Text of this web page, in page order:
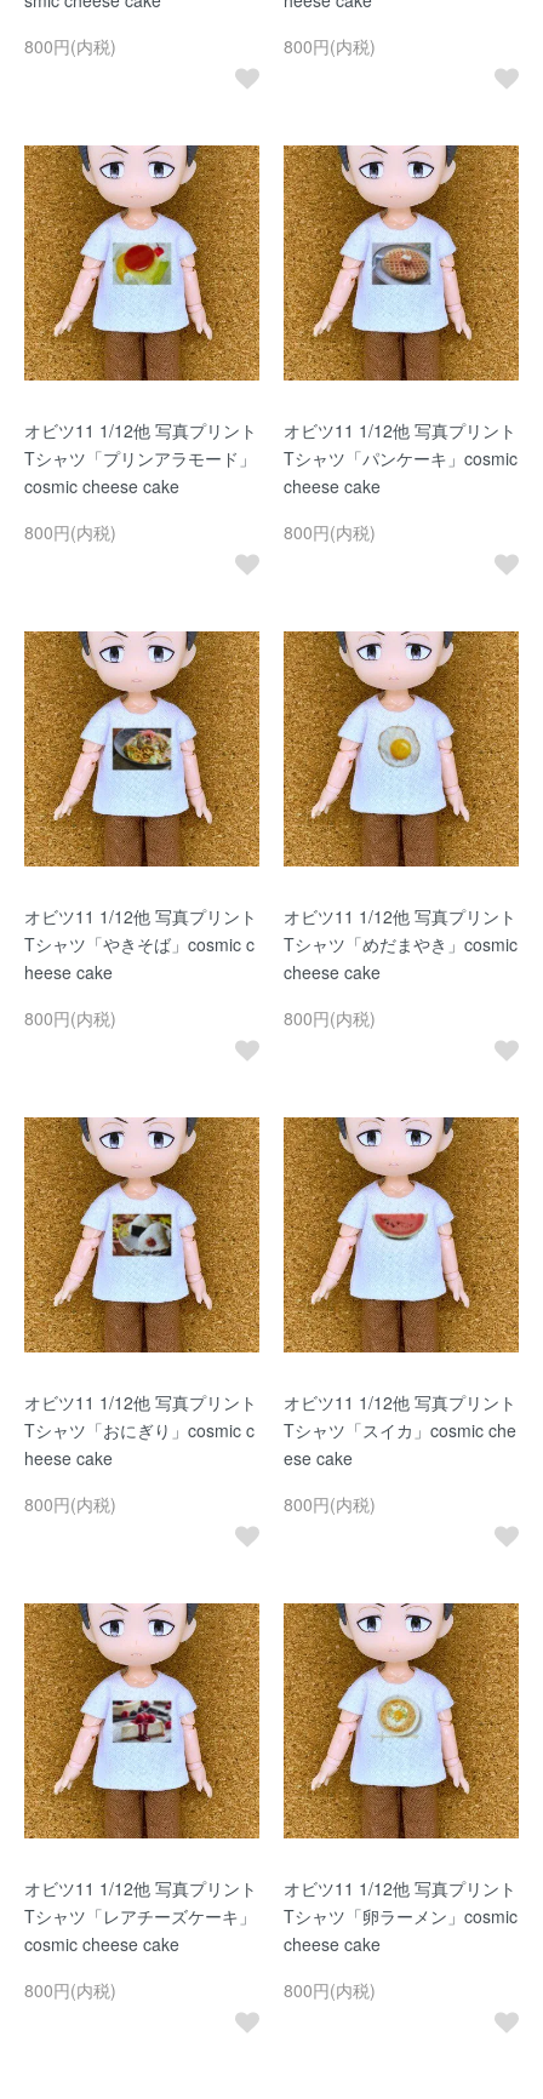
800円(内税)
800円(内税)
オビツ11 1/12他 写真プリント
Tシャツ「プリンアラモード」
cosmic cheese cake
800円(内税)
オビツ11 1/12他 写真プリント
Tシャツ「パンケーキ」cosmic
cheese cake
800円(内税)
オビツ11 1/12他 写真プリント
Tシャツ「やきそば」cosmic c
heese cake
800円(内税)
オビツ11 1/12他 写真プリント
Tシャツ「めだまやき」cosmic
cheese cake
800円(内税)
オビツ11 1/12他 写真プリント
Tシャツ「おにぎり」cosmic c
heese cake
800円(内税)
オビツ11 1/12他 写真プリント
Tシャツ「スイカ」cosmic che
ese cake
800円(内税)
オビツ11 1/12他 写真プリント
Tシャツ「レアチーズケーキ」
cosmic cheese cake
800円(内税)
オビツ11 1/12他 写真プリント
Tシャツ「卵ラーメン」cosmic
cheese cake
800円(内税)